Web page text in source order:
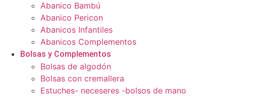
Abanico Bambú
Abanico Pericon
Abanicos Infantiles
Abanicos Complementos
Bolsas y Complementos
Bolsas de algodón
Bolsas con cremallera
Estuches- neceseres -bolsos de mano